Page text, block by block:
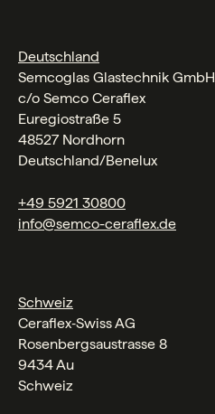
Deutschland
Semcoglas Glastechnik GmbH
c/o Semco Ceraflex
Euregiostraße 5
48527 Nordhorn
Deutschland/Benelux
+49 5921 30800
info@semco-ceraflex.de
Schweiz
Ceraflex‑Swiss AG
Rosenbergsaustrasse 8
9434 Au
Schweiz